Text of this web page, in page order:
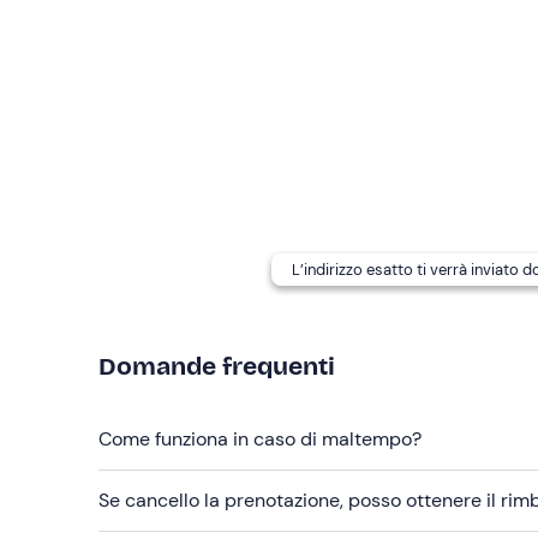
Costume da bagno
Occhiali da sole
Cibo e bevande
L’indirizzo esatto ti verrà inviato
Domande frequenti
Come funziona in caso di maltempo?
Se cancello la prenotazione, posso ottenere il